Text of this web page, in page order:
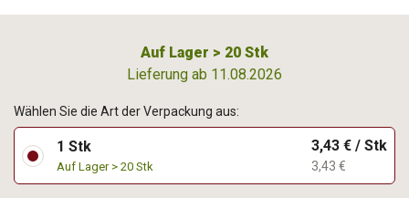
Auf Lager > 20 Stk
Lieferung ab 11.08.2026
Wählen Sie die Art der Verpackung aus:
1 Stk
Auf Lager > 20 Stk
3,43 € / Stk
3,43 €